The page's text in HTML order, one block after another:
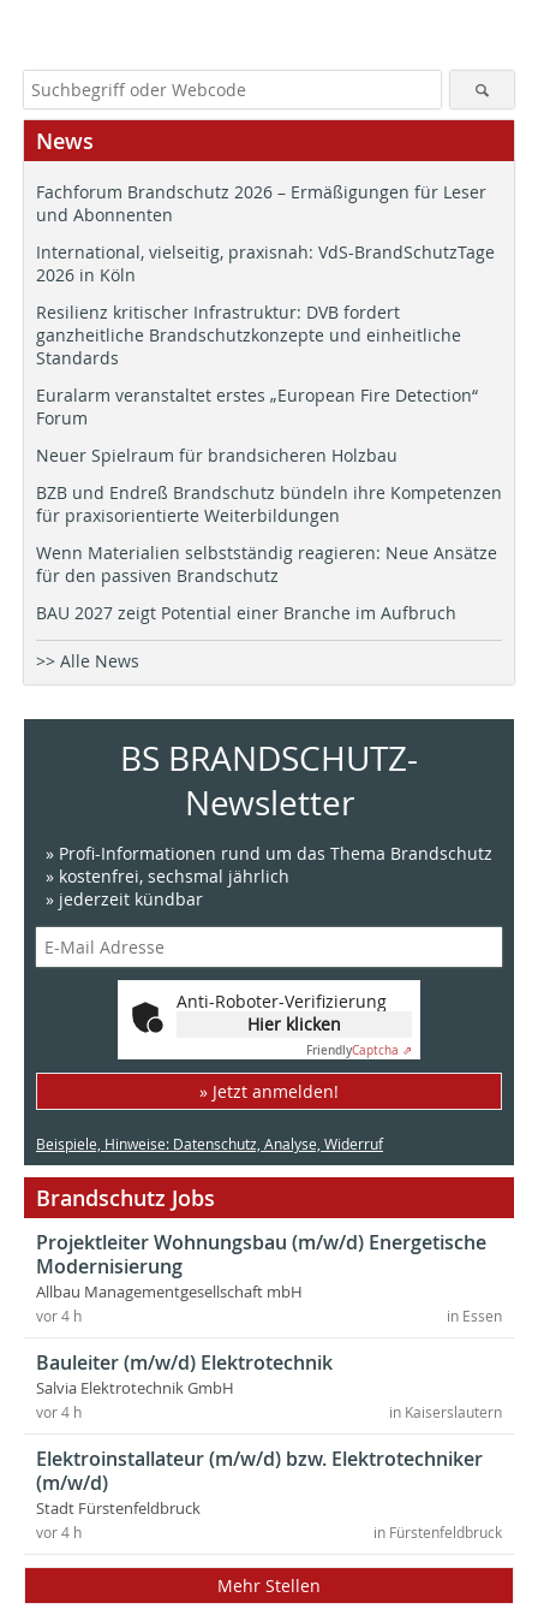
News
Fachforum Brandschutz 2026 – Ermäßigungen für Leser
und Abonnenten
International, vielseitig, praxisnah: VdS-BrandSchutzTage
2026 in Köln
Resilienz kritischer Infrastruktur: DVB fordert
ganzheitliche Brandschutzkonzepte und einheitliche
Standards
Euralarm veranstaltet erstes „European Fire Detection“
Forum
Neuer Spielraum für brandsicheren Holzbau
BZB und Endreß Brandschutz bündeln ihre Kompetenzen
für praxisorientierte Weiterbildungen
Wenn Materialien selbstständig reagieren: Neue Ansätze
für den passiven Brandschutz
BAU 2027 zeigt Potential einer Branche im Aufbruch
>> Alle News
BS BRANDSCHUTZ-
Newsletter
» Profi-Informationen rund um das Thema Brandschutz
» kostenfrei, sechsmal jährlich
» jederzeit kündbar
Anti-Roboter-Verifizierung
Hier klicken
FriendlyCaptcha ⇗
» Jetzt anmelden!
Beispiele, Hinweise: Datenschutz, Analyse, Widerruf
Brandschutz Jobs
Projektleiter Wohnungsbau (m/w/d) Energetische
Modernisierung
Allbau Managementgesellschaft mbH
in Essen
vor 4 h
Bauleiter (m/w/d) Elektrotechnik
Salvia Elektrotechnik GmbH
in Kaiserslautern
vor 4 h
Elektroinstallateur (m/w/d) bzw. Elektrotechniker
(m/w/d)
Stadt Fürstenfeldbruck
in Fürstenfeldbruck
vor 4 h
Mehr Stellen